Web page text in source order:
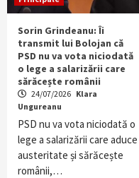
Sorin Grindeanu: Îi
transmit lui Bolojan că
PSD nu va vota niciodată
o lege a salarizării care
sărăcește românii
24/07/2026 Klara
Ungureanu
PSD nu va vota niciodată o
lege a salarizării care aduce
austeritate și sărăcește
românii,…